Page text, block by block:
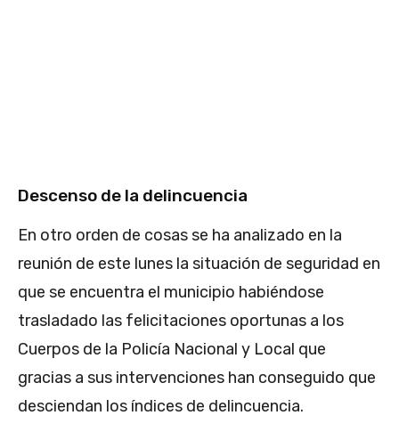
Descenso de la delincuencia
En otro orden de cosas se ha analizado en la
reunión de este lunes la situación de seguridad en
que se encuentra el municipio habiéndose
trasladado las felicitaciones oportunas a los
Cuerpos de la Policía Nacional y Local que
gracias a sus intervenciones han conseguido que
desciendan los índices de delincuencia.